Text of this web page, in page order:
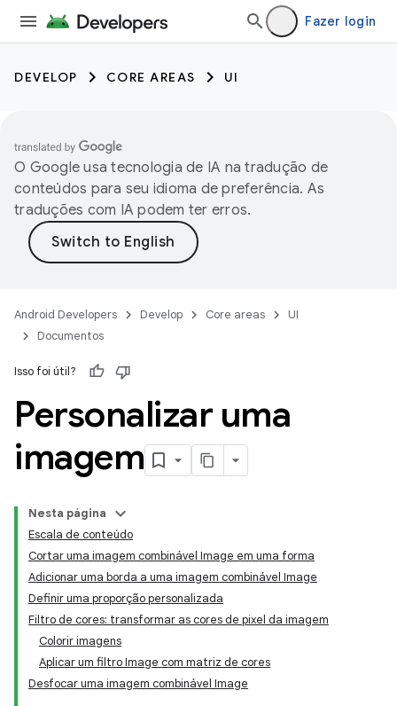
Fazer login
DEVELOP CORE AREAS UI
O Google usa tecnologia de IA na tradução de
conteúdos para seu idioma de preferência. As
traduções com IA podem ter erros.
Android Developers Develop Core areas
UI
Documentos
Isso foi útil?
Personalizar uma
imagem
Nesta página
Escala de conteúdo
Cortar uma imagem combinável Image em uma forma
Adicionar uma borda a uma imagem combinável Image
Definir uma proporção personalizada
Filtro de cores: transformar as cores de pixel da imagem
Colorir imagens
Aplicar um filtro Image com matriz de cores
Desfocar uma imagem combinável Image